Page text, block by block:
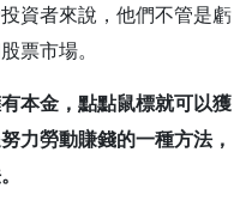
資者來說，他們不管是虧
票市場。
本金，點點鼠標就可以獲
力勞動賺錢的一種方法，